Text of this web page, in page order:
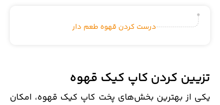
درست کردن قهوه طعم دار
تزیین کردن کاپ کیک قهوه
یکی از بهترین بخش‌های پخت کاپ کیک قهوه، امکان